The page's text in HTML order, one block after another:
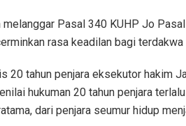
Pasal 340 KUHP Jo
rasa keadilan bagi terdakwa
20 tahun penjara eksekutor hakim
hukuman 20 tahun penjara
dari penjara seumur hidup